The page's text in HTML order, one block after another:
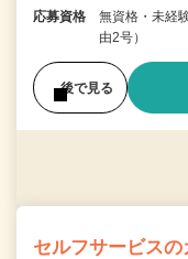
応募資格
無資格・未経
由2号）
後で見る
セルフサービス